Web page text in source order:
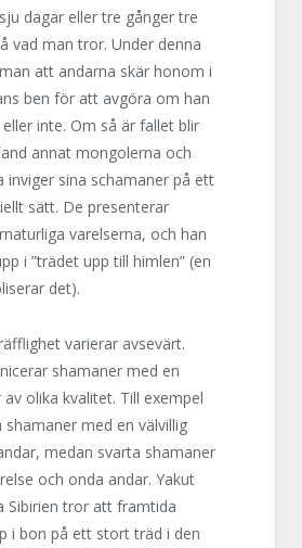
dagar eller tre gånger tre
vad man tror. Under denna
att andarna skär honom i
ben för att avgöra om han
inte. Om så är fallet blir
annat mongolerna och
inviger sina schamaner på ett
sätt. De presenterar
varelserna, och han
i ”trädet upp till himlen” (en
det).
varierar avsevärt.
shamaner med en
olika kvalitet. Till exempel
med en välvillig
medan svarta shamaner
och onda andar. Yakut
Sibirien tror att framtida
i bon på ett stort träd i den